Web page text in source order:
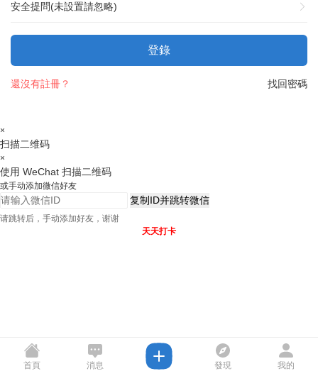
安全提問(未設置請忽略)
登錄
找回密碼
還沒有註冊？
×
扫描二维码
×
使用 WeChat 扫描二维码
或手动添加微信好友
复制ID并跳转微信
请跳转后，手动添加好友，谢谢
天天打卡
首頁 消息 發現 我的